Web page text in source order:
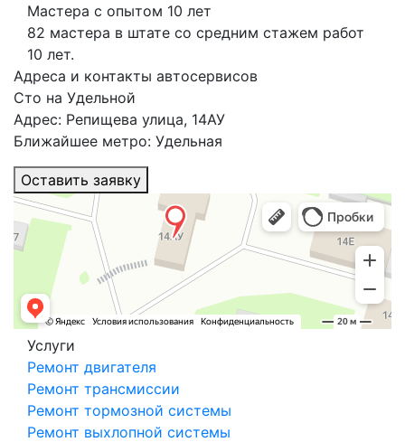
Мастера с опытом 10 лет
82 мастера в штате со средним стажем работ
10 лет.
Адреса и контакты автосервисов
Сто на Удельной
Адрес: Репищева улица, 14АУ
Ближайшее метро: Удельная
Оставить заявку
Услуги
Ремонт двигателя
Ремонт трансмиссии
Ремонт тормозной системы
Ремонт выхлопной системы